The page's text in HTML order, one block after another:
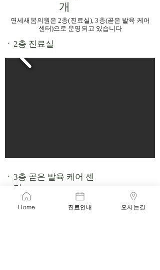
개
연세새봄의원은 2층(진료실), 3층(곧은 발육 케어
센터)으로 운영되고 있습니다
. 2층 진료실
. 3층 곧은 발육 케어 센
터
Home 진료안내 오시는길